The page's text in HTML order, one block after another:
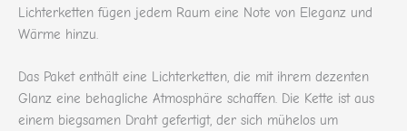
Lichterketten fügen jedem Raum eine Note von Eleganz und
Wärme hinzu.
Das Paket enthält eine Lichterketten, die mit ihrem dezenten
Glanz eine behagliche Atmosphäre schaffen. Die Kette ist aus
einem biegsamen Draht gefertigt, der sich mühelos um